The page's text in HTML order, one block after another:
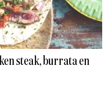
steak, burrata en